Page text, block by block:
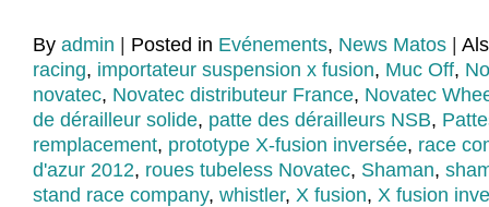
By admin | Posted in Evénements, News Matos |
racing, importateur suspension x fusion, Muc Off,
novatec, Novatec distributeur France, Novatec
de dérailleur solide, patte des dérailleurs NSB,
remplacement, prototype X-fusion inversée, race
d'azur 2012, roues tubeless Novatec, Shaman,
stand race company, whistler, X fusion, X fusion